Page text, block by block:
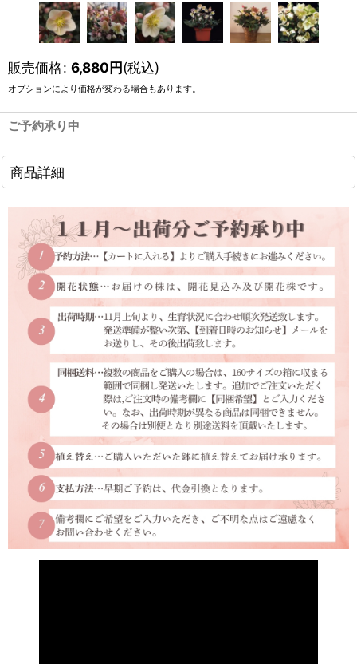
販売価格: 6,880円(税込)
オプションにより価格が変わる場合もあります。
ご予約承り中
商品詳細